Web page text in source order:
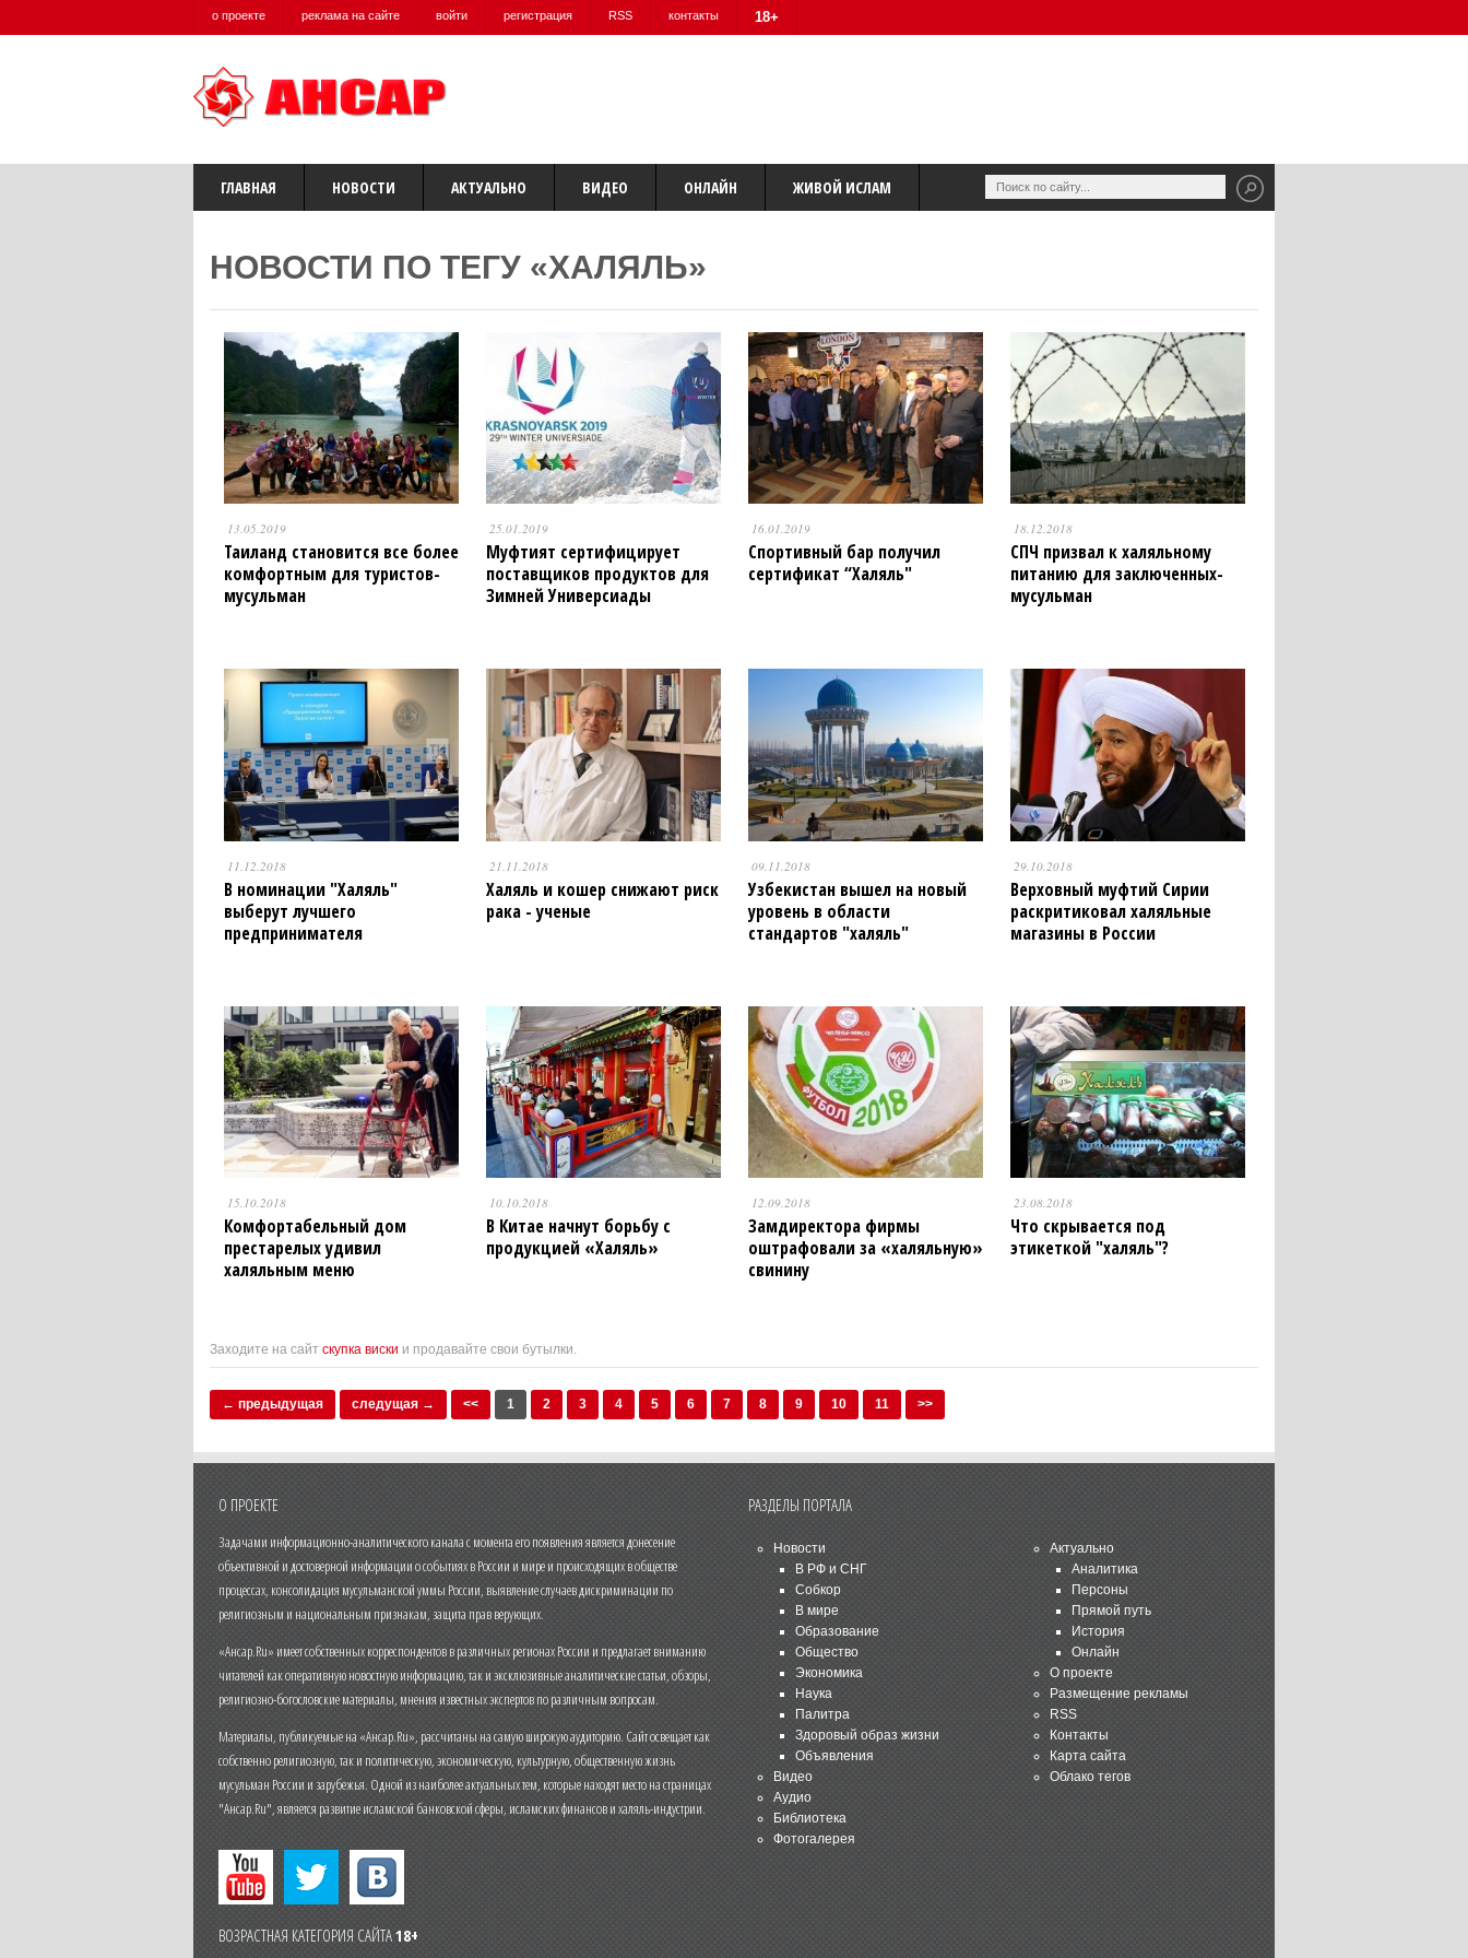
о проекте реклама на сайте войти регистрация RSS контакты 18+
ГЛАВНАЯ НОВОСТИ АКТУАЛЬНО ВИДЕО ОНЛАЙН ЖИВОЙ ИСЛАМ
НОВОСТИ ПО ТЕГУ «ХАЛЯЛЬ»
13.05.2019
Таиланд становится все более
комфортным для туристов-
мусульман
25.01.2019
Муфтият сертифицирует
поставщиков продуктов для
Зимней Универсиады
16.01.2019
Спортивный бар получил
сертификат “Халяль"
18.12.2018
СПЧ призвал к халяльному
питанию для заключенных-
мусульман
11.12.2018
В номинации "Халяль"
выберут лучшего
предпринимателя
21.11.2018
Халяль и кошер снижают риск
рака - ученые
09.11.2018
Узбекистан вышел на новый
уровень в области
стандартов "халяль"
29.10.2018
Верховный муфтий Сирии
раскритиковал халяльные
магазины в России
15.10.2018
Комфортабельный дом
престарелых удивил
халяльным меню
10.10.2018
В Китае начнут борьбу с
продукцией «Халяль»
12.09.2018
Замдиректора фирмы
оштрафовали за «халяльную»
свинину
23.08.2018
Что скрывается под
этикеткой "халяль"?
Заходите на сайт скупка виски и продавайте свои бутылки.
← предыдущая следущая → << 1 2 3 4 5 6 7 8 9 10 11 >>
О ПРОЕКТЕ
Задачами информационно-аналитического канала с момента его появления является донесение
объективной и достоверной информации о событиях в России и мире и происходящих в обществе
процессах, консолидация мусульманской уммы России, выявление случаев дискриминации по
религиозным и национальным признакам, защита прав верующих.
«Ансар.Ru» имеет собственных корреспондентов в различных регионах России и предлагает вниманию
читателей как оперативную новостную информацию, так и эксклюзивные аналитические статьи, обзоры,
религиозно-богословские материалы, мнения известных экспертов по различным вопросам.
Материалы, публикуемые на «Ансар.Ru», рассчитаны на самую широкую аудиторию. Сайт освещает как
собственно религиозную, так и политическую, экономическую, культурную, общественную жизнь
мусульман России и зарубежья. Одной из наиболее актуальных тем, которые находят место на страницах
"Ансар.Ru", является развитие исламской банковской сферы, исламских финансов и халяль-индустрии.
ВОЗРАСТНАЯ КАТЕГОРИЯ САЙТА18+
РАЗДЕЛЫ ПОРТАЛА
Новости
В РФ и СНГ
Собкор
В мире
Образование
Общество
Экономика
Наука
Палитра
Здоровый образ жизни
Объявления
Видео
Аудио
Библиотека
Фотогалерея
Актуально
Аналитика
Персоны
Прямой путь
История
Онлайн
О проекте
Размещение рекламы
RSS
Контакты
Карта сайта
Облако тегов